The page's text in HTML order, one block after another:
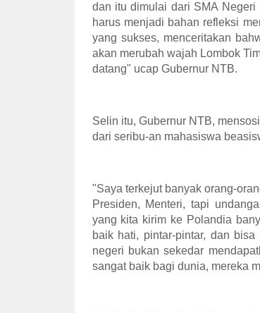
dan itu dimulai dari SMA
harus menjadi bahan refleksi
yang sukses, menceritakan
akan merubah wajah Lombok
datang" ucap Gubernur NTB.
Selin itu, Gubernur NTB,
dari seribu-an mahasiswa
"Saya terkejut banyak orang-
Presiden, Menteri, tapi
yang kita kirim ke Polandia
baik hati, pintar-pintar, dan
negeri bukan sekedar
sangat baik bagi dunia, mereka